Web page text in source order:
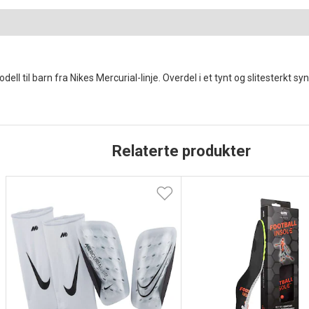
til barn fra Nikes Mercurial-linje. Overdel i et tynt og slitesterkt
Relaterte produkter